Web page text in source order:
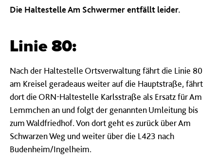
Die Haltestelle Am Schwermer entfällt leider.
Linie 80:
Nach der Haltestelle Ortsverwaltung fährt die Linie 80
am Kreisel geradeaus weiter auf die Hauptstraße, fährt
dort die ORN-Haltestelle Karlsstraße als Ersatz für Am
Lemmchen an und folgt der genannten Umleitung bis
zum Waldfriedhof. Von dort geht es zurück über Am
Schwarzen Weg und weiter über die L423 nach
Budenheim/Ingelheim.